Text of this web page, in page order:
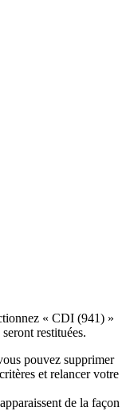
« CDI (941) »
restituées.
pouvez supprimer
et relancer votre
de la façon